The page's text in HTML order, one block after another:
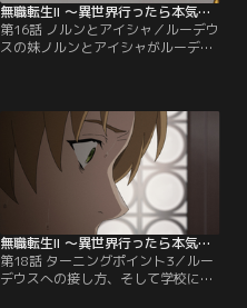
無職転生II ～異世界行ったら本気だす～（第2クール） 第16話
第16話 ノルンとアイシャ／ルーデウ
スの妹ノルンとアイシャがルーデウ
い…。正反対なふたりの妹への接し
方に手を焼くルーデウスは、パウロ
からの言伝に従い、ふたりを学校に
通わせようとするが…。【提供：バ
ンダイチャンネル】
無職転生II ～異世界行ったら本気だす～（第2クール） 第18話
第18話 ターニングポイント3／ルー
デウスへの接し方、そして学校に友